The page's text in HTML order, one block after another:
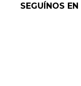
SEGUÍNOS